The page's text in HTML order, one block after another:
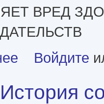
ВРЕД
о Эликсир. Парижский
Войдите